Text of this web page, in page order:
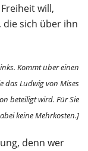
will,
die sich über ihn
Kommt über einen
das Ludwig von Mises
beteiligt wird. Für Sie
keine Mehrkosten.]
denn wer